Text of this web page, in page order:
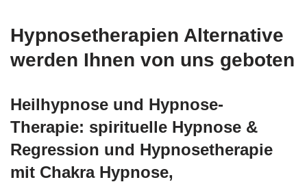
Hypnosetherapien Alternative
werden Ihnen von uns geboten
Heilhypnose und Hypnose-
Therapie: spirituelle Hypnose &
Regression und Hypnosetherapie
mit Chakra Hypnose,